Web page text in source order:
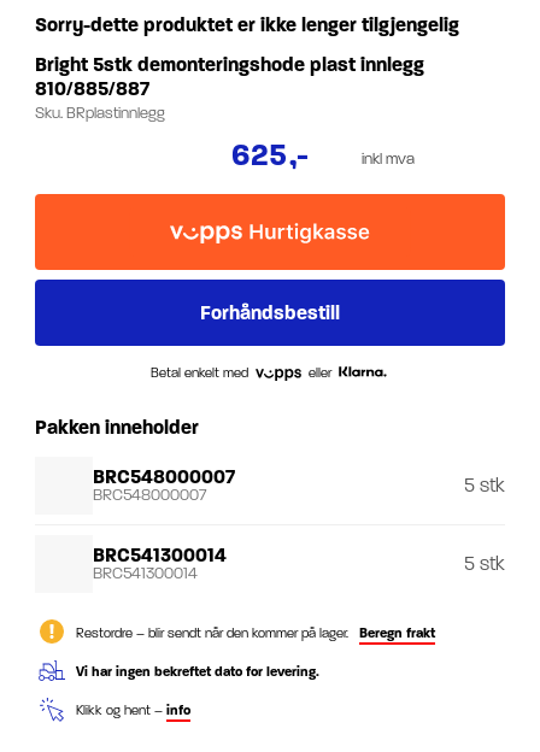
Sorry-dette produktet er ikke lenger tilgjengelig
Bright 5stk demonteringshode plast innlegg
810/885/887
Sku.BRplastinnlegg
625,- inkl mva
Betal enkelt med eller
Pakken inneholder
BRC548000007
BRC548000007 5 stk
BRC541300014
BRC541300014 5 stk
Restordre – blir sendt når den kommer på lager. Beregn frakt
Vi har ingen bekreftet dato for levering.
Klikk og hent – info